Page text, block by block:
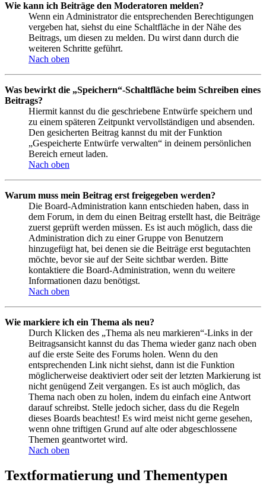
Wie kann ich Beiträge den Moderatoren melden?
Wenn ein Administrator die entsprechenden Berechtigungen
vergeben hat, siehst du eine Schaltfläche in der Nähe des
Beitrags, um diesen zu melden. Du wirst dann durch die
weiteren Schritte geführt.
Nach oben
Was bewirkt die „Speichern“-Schaltfläche beim Schreiben eines
Beitrags?
Hiermit kannst du die geschriebene Entwürfe speichern und
zu einem späteren Zeitpunkt vervollständigen und absenden.
Den gesicherten Beitrag kannst du mit der Funktion
„Gespeicherte Entwürfe verwalten“ in deinem persönlichen
Bereich erneut laden.
Nach oben
Warum muss mein Beitrag erst freigegeben werden?
Die Board-Administration kann entschieden haben, dass in
dem Forum, in dem du einen Beitrag erstellt hast, die Beiträge
zuerst geprüft werden müssen. Es ist auch möglich, dass die
Administration dich zu einer Gruppe von Benutzern
hinzugefügt hat, bei denen sie die Beiträge erst begutachten
möchte, bevor sie auf der Seite sichtbar werden. Bitte
kontaktiere die Board-Administration, wenn du weitere
Informationen dazu benötigst.
Nach oben
Wie markiere ich ein Thema als neu?
Durch Klicken des „Thema als neu markieren“-Links in der
Beitragsansicht kannst du das Thema wieder ganz nach oben
auf die erste Seite des Forums holen. Wenn du den
entsprechenden Link nicht siehst, dann ist die Funktion
möglicherweise deaktiviert oder seit der letzten Markierung ist
nicht genügend Zeit vergangen. Es ist auch möglich, das
Thema nach oben zu holen, indem du einfach eine Antwort
darauf schreibst. Stelle jedoch sicher, dass du die Regeln
dieses Boards beachtest! Es wird meist nicht gerne gesehen,
wenn ohne triftigen Grund auf alte oder abgeschlossene
Themen geantwortet wird.
Nach oben
Textformatierung und Thementypen